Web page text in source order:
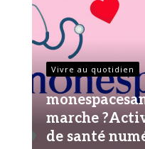
Vivre au quotidien
marche
de santé